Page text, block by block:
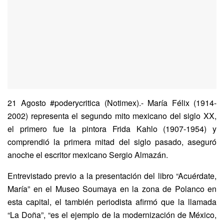
21 Agosto #poderycritica (Notimex).- María Félix (1914-
2002) representa el segundo mito mexicano del siglo XX,
el primero fue la pintora Frida Kahlo (1907-1954) y
comprendió la primera mitad del siglo pasado, aseguró
anoche el escritor mexicano Sergio Almazán.
Entrevistado previo a la presentación del libro “Acuérdate,
María” en el Museo Soumaya en la zona de Polanco en
esta capital, el también periodista afirmó que la llamada
“La Doña”, “es el ejemplo de la modernización de México,